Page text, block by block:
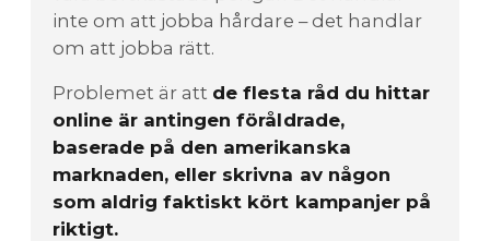
inte om att jobba hårdare – det handlar
om att jobba rätt.
Problemet är att de flesta råd du hittar
online är antingen föråldrade,
baserade på den amerikanska
marknaden, eller skrivna av någon
som aldrig faktiskt kört kampanjer på
riktigt.